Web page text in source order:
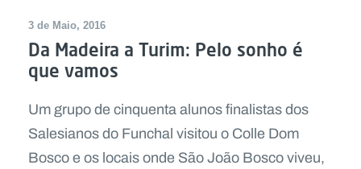
3 de Maio, 2016
Da Madeira a Turim: Pelo sonho é
que vamos
Um grupo de cinquenta alunos finalistas dos
Salesianos do Funchal visitou o Colle Dom
Bosco e os locais onde São João Bosco viveu,